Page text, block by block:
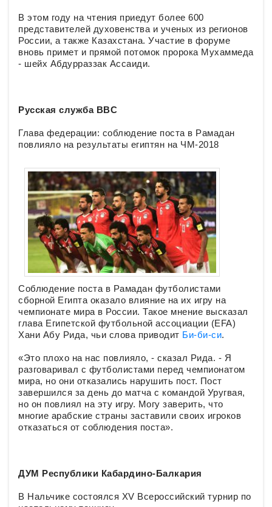
В этом году на чтения приедут более 600
представителей духовенства и ученых из регионов
России, а также Казахстана. Участие в форуме
вновь примет и прямой потомок пророка Мухаммеда
- шейх Абдурраззак Ассаиди.
Русская служба BBC
Глава федерации: соблюдение поста в Рамадан
повлияло на результаты египтян на ЧМ-2018
Соблюдение поста в Рамадан футболистами
сборной Египта оказало влияние на их игру на
чемпионате мира в России. Такое мнение высказал
глава Египетской футбольной ассоциации (EFA)
Хани Абу Рида, чьи слова приводит Би-би-си.
«Это плохо на нас повлияло, - сказал Рида. - Я
разговаривал с футболистами перед чемпионатом
мира, но они отказались нарушить пост. Пост
завершился за день до матча с командой Уругвая,
но он повлиял на эту игру. Могу заверить, что
многие арабские страны заставили своих игроков
отказаться от соблюдения поста».
ДУМ Республики Кабардино-Балкария
В Нальчике состоялся XV Всероссийский турнир по